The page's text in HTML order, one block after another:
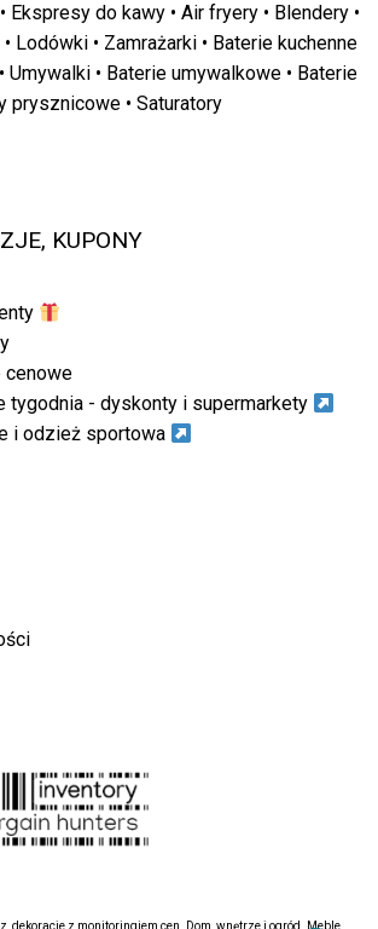
• Ekspresy do kawy • Air fryery • Blendery •
• Lodówki • Zamrażarki • Baterie kuchenne
• Umywalki • Baterie umywalkowe • Baterie
prysznicowe • Saturatory
KUPONY
cenowe
tygodnia - dyskonty i supermarkety
i odzież sportowa
dekoracje z monitoringiem cen. Dom, wnętrze i ogród. Meble